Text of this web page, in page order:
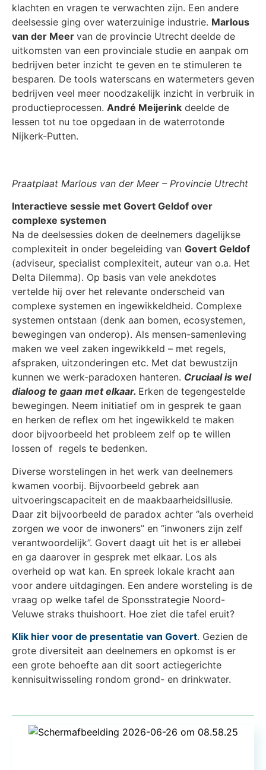
klachten en vragen te verwachten zijn. Een andere
deelsessie ging over waterzuinige industrie. Marlous
van der Meer van de provincie Utrecht deelde de
uitkomsten van een provinciale studie en aanpak om
bedrijven beter inzicht te geven en te stimuleren te
besparen. De tools waterscans en watermeters geven
bedrijven veel meer noodzakelijk inzicht in verbruik in
productieprocessen. André Meijerink deelde de
lessen tot nu toe opgedaan in de waterrotonde
Nijkerk-Putten.
Praatplaat Marlous van der Meer – Provincie Utrecht
Interactieve sessie met Govert Geldof over
complexe systemen
Na de deelsessies doken de deelnemers dagelijkse
complexiteit in onder begeleiding van Govert Geldof
(adviseur, specialist complexiteit, auteur van o.a. Het
Delta Dilemma). Op basis van vele anekdotes
vertelde hij over het relevante onderscheid van
complexe systemen en ingewikkeldheid. Complexe
systemen ontstaan (denk aan bomen, ecosystemen,
bewegingen van onderop). Als mensen-samenleving
maken we veel zaken ingewikkeld – met regels,
afspraken, uitzonderingen etc. Met dat bewustzijn
kunnen we werk-paradoxen hanteren. Cruciaal is wel
dialoog te gaan met elkaar. Erken de tegengestelde
bewegingen. Neem initiatief om in gesprek te gaan
en herken de reflex om het ingewikkeld te maken
door bijvoorbeeld het probleem zelf op te willen
lossen of regels te bedenken.
Diverse worstelingen in het werk van deelnemers
kwamen voorbij. Bijvoorbeeld gebrek aan
uitvoeringscapaciteit en de maakbaarheidsillusie.
Daar zit bijvoorbeeld de paradox achter ‘’als overheid
zorgen we voor de inwoners’’ en ‘’inwoners zijn zelf
verantwoordelijk’’. Govert daagt uit het is er allebei
en ga daarover in gesprek met elkaar. Los als
overheid op wat kan. En spreek lokale kracht aan
voor andere uitdagingen. Een andere worsteling is de
vraag op welke tafel de Sponsstrategie Noord-
Veluwe straks thuishoort. Hoe ziet die tafel eruit?
Klik hier voor de presentatie van Govert. Gezien de
grote diversiteit aan deelnemers en opkomst is er
een grote behoefte aan dit soort actiegerichte
kennisuitwisseling rondom grond- en drinkwater.